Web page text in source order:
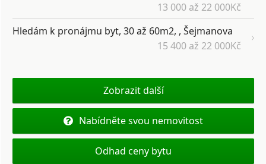
13 000 až 22 000Kč
Hledám k pronájmu byt, 30 až 60m2, , Šejmanova
15 400 až 22 000Kč
Zobrazit další
Nabídněte svou nemovitost
Odhad ceny bytu